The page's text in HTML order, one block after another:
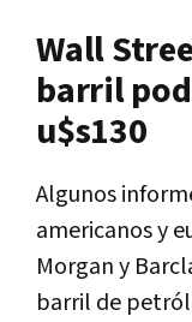
Wall
barril
u$s130
Algunos
americanos y
Morgan y
barril de